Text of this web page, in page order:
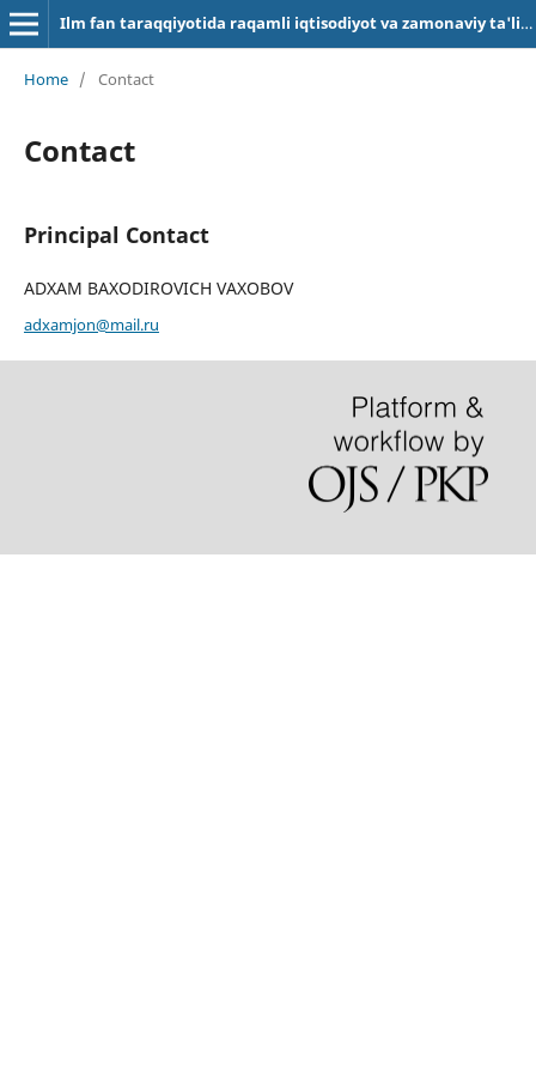
Ilm fan taraqqiyotida raqamli iqtisodiyot va zamonaviy ta'limning o'rni hamda rivojlanish omillari
Home / Contact
Contact
Principal Contact
ADXAM BAXODIROVICH VAXOBOV
adxamjon@mail.ru